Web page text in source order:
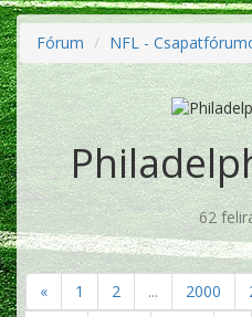
Fórum NFL -
62
« 1 2 ... 2000